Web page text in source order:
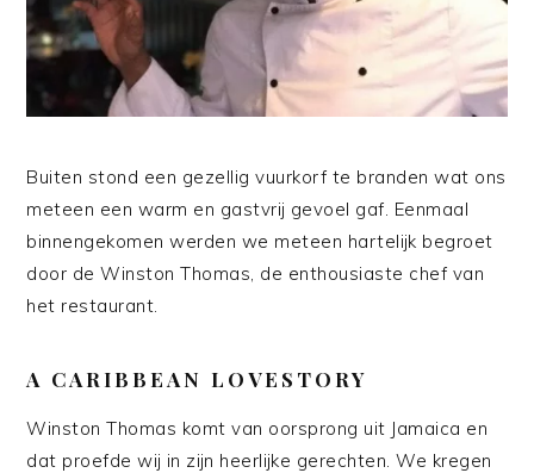
Buiten stond een gezellig vuurkorf te branden wat ons
meteen een warm en gastvrij gevoel gaf. Eenmaal
binnengekomen werden we meteen hartelijk begroet
door de Winston Thomas, de enthousiaste chef van
het restaurant.
A CARIBBEAN LOVESTORY
Winston Thomas komt van oorsprong uit Jamaica en
dat proefde wij in zijn heerlijke gerechten. We kregen